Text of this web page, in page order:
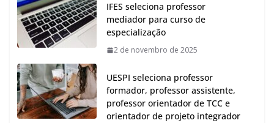
IFES seleciona professor
mediador para curso de
especialização
2 de novembro de 2025
UESPI seleciona professor
formador, professor assistente,
professor orientador de TCC e
orientador de projeto integrador